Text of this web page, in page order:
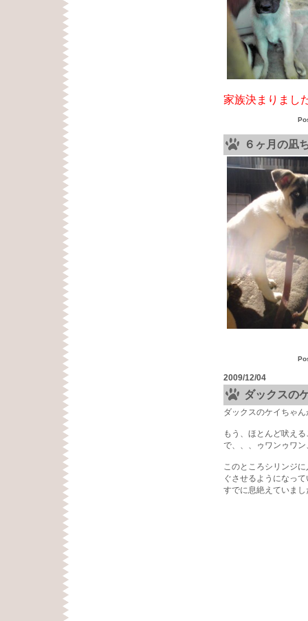
家族決まりまし
６ヶ月の凪
2009/12/04
ダックスの
ダックスのケイちゃ
もう、ほとんど吠え
で、、、ゥワンゥワ
このところシリンジ
ぐさせるようになっ
すでに息絶えていま